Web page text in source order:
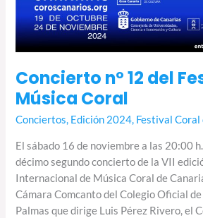
Concierto nº 12 del
Música Coral
Conciertos, Edición 2024, Festival Coral
El sábado 16 de noviembre a las 20:00
décimo segundo concierto de la VII
Internacional de Música Coral de
Cámara Comcanto del Colegio Oficial
Palmas que dirige Luis Pérez Rivero, el